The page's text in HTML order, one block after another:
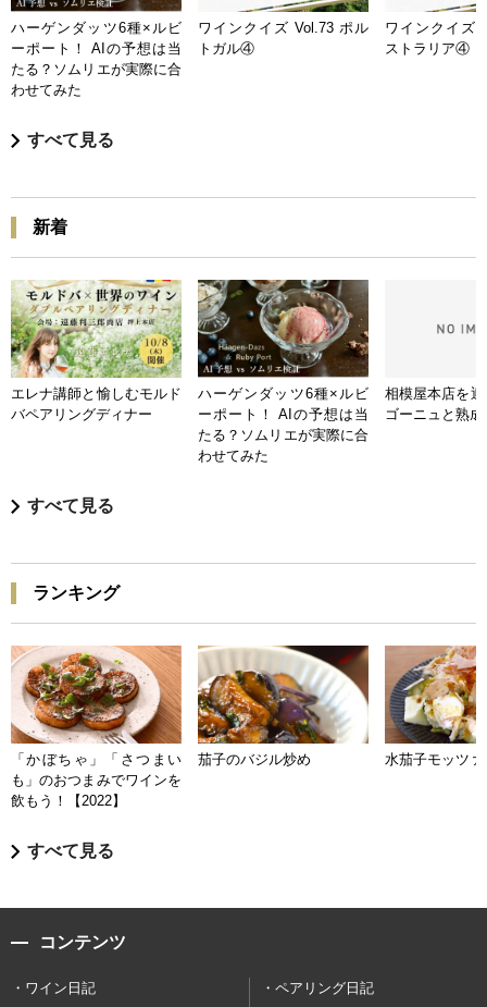
ハーゲンダッツ6種×ルビ
ーポート！ AIの予想は当
たる？ソムリエが実際に合
わせてみた
ワインクイズ Vol.73 ポル
トガル④
ワインクイズ
ストラリア④
すべて見る
新着
エレナ講師と愉しむモルド
バペアリングディナー
ハーゲンダッツ6種×ルビ
ーポート！ AIの予想は当
たる？ソムリエが実際に合
わせてみた
相模屋本店を
ゴーニュと熟
すべて見る
ランキング
「かぼちゃ」「さつまい
も」のおつまみでワインを
飲もう！【2022】
茄子のバジル炒め 水茄子モッツァ
すべて見る
コンテンツ
ワイン日記
ペアリング日記